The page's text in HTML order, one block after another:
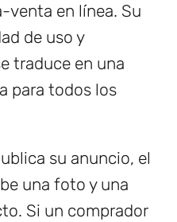
venta en línea. Su
de uso y
traduce en una
para todos los
su anuncio, el
una foto y una
Si un comprador